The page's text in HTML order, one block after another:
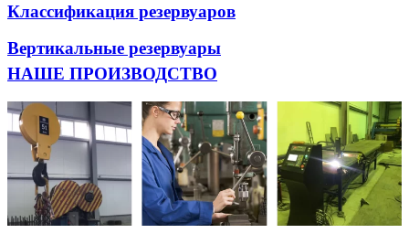
Классификация резервуаров
Вертикальные резервуары
НАШЕ ПРОИЗВОДСТВО